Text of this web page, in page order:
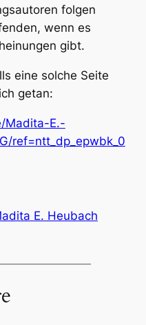
folgen
wenn es
gibt.
eine solche Seite
getan:
Madita-E.-
ref=ntt_dp_epwbk_0
E. Heubach